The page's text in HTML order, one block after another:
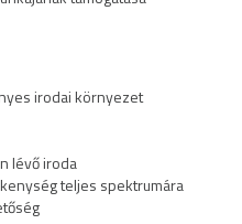
irodai környezet
lévő iroda
teljes spektrumára